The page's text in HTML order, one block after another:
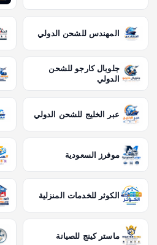
المهندس للشحن الدولي
جلوبال كارجو للشحن
الدولي
عبر الخليج للشحن الدولي
موفرز السعودية
الكوثر للخدمات المنزلية
ماستر كينج للصيانة